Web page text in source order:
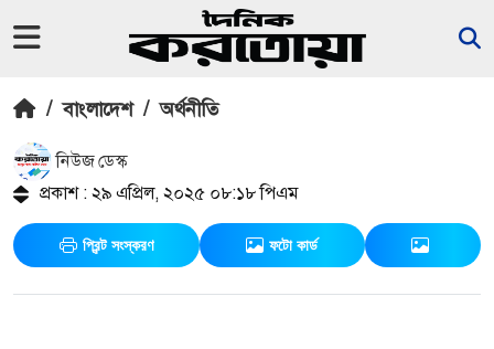
/ বাংলাদেশ / অর্থনীতি
নিউজ ডেস্ক
প্রকাশ : ২৯ এপ্রিল, ২০২৫ ০৮:১৮ পিএম
প্রিন্ট সংস্করণ ফটো কার্ড